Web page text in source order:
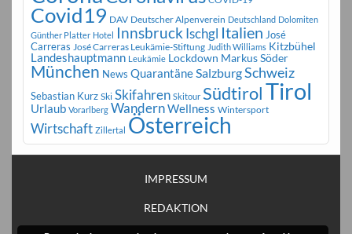
Covid19 DAV Deutscher Alpenverein Deutschland Dolomiten
Günther Platter Hotel Innsbruck Ischgl Italien José
Carreras José Carreras Leukämie-Stiftung Judith Williams Kitzbühel
Landeshauptmann Leukämie Lockdown Markus Söder
München News QuarantäneSalzburgSchweiz
Sebastian Kurz Ski Skifahren Skitour SüdtirolTirol
Urlaub Vorarlberg WandernWellness Wintersport
Wirtschaft Zillertal Österreich
IMPRESSUM
REDAKTION